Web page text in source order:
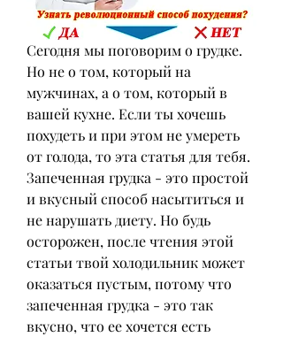
Сегодня мы поговорим о грудке.
Но не о том, который на
мужчинах, а о том, который в
вашей кухне. Если ты хочешь
похудеть и при этом не умереть
от голода, то эта статья для тебя.
Запеченная грудка - это простой
и вкусный способ насытиться и
не нарушать диету. Но будь
осторожен, после чтения этой
статьи твой холодильник может
оказаться пустым, потому что
запеченная грудка - это так
вкусно, что ее хочется есть